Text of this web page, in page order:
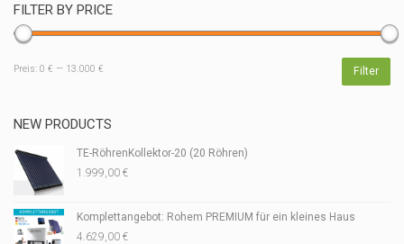
FILTER BY PRICE
Min.
Max.
Filter
Preis: 0 € — 13.000 €
NEW PRODUCTS
TE-RöhrenKollektor-20 (20 Röhren)
1.999,00 €
Komplettangebot: Rohem PREMIUM für ein kleines Haus
4.629,00 €